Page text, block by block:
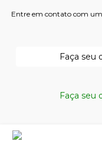
Entre em contato com um
Faça seu
Faça seu